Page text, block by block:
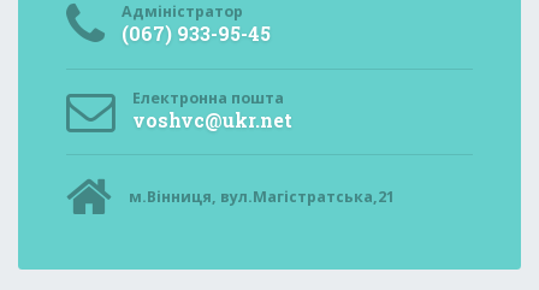
Адміністратор
(067) 933-95-45
Електронна пошта
voshvc@ukr.net
м.Вінниця, вул.Магістратська,21